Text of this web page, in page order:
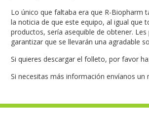
Lo único que faltaba era que R-Biopharm
la noticia de que este equipo, al igual que
productos, sería asequible de obtener.
garantizar que se llevarán una agradable
Si quieres descargar el folleto, por favor
Si necesitas más información envíanos un